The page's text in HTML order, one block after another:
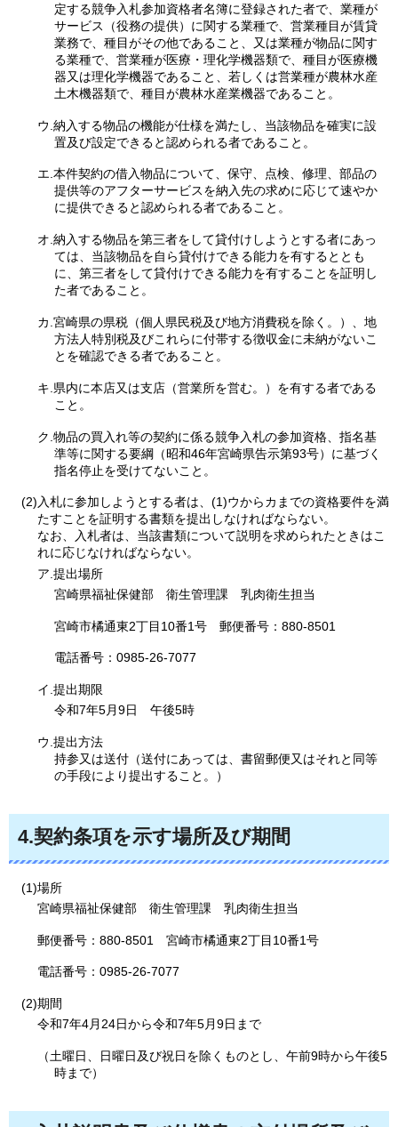
定する競争入札参加資格者名簿に登録された者で、業種が
サービス（役務の提供）に関する業種で、営業種目が賃貸
業務で、種目がその他であること、又は業種が物品に関す
る業種で、営業種が医療・理化学機器類で、種目が医療機
器又は理化学機器であること、若しくは営業種が農林水産
土木機器類で、種目が農林水産業機器であること。
ウ.納入する物品の機能が仕様を満たし、当該物品を確実に設
置及び設定できると認められる者であること。
エ.本件契約の借入物品について、保守、点検、修理、部品の
提供等のアフターサービスを納入先の求めに応じて速やか
に提供できると認められる者であること。
オ.納入する物品を第三者をして貸付けしようとする者にあっ
ては、当該物品を自ら貸付けできる能力を有するととも
に、第三者をして貸付けできる能力を有することを証明し
た者であること。
カ.宮崎県の県税（個人県民税及び地方消費税を除く。）、地
方法人特別税及びこれらに付帯する徴収金に未納がないこ
とを確認できる者であること。
キ.県内に本店又は支店（営業所を営む。）を有する者である
こと。
ク.物品の買入れ等の契約に係る競争入札の参加資格、指名基
準等に関する要綱（昭和46年宮崎県告示第93号）に基づく
指名停止を受けてないこと。
(2)入札に参加しようとする者は、(1)ウからカまでの資格要件を満
たすことを証明する書類を提出しなければならない。
なお、入札者は、当該書類について説明を求められたときはこ
れに応じなければならない。
ア.提出場所
宮崎県福祉保健部
衛生管理課 乳肉衛生担当
宮崎市橘通東2丁目10番1号 郵便番号：880-8501
電話番号：0985-26-7077
イ.提出期限
令和7年5月9日
午後5時
ウ.提出方法
持参又は送付（送付にあっては、書留郵便又はそれと同等
の手段により提出すること。）
4.契約条項を示す場所及び期間
(1)場所
宮崎県福祉保健部
衛生管理課 乳肉衛生担当
郵便番号：880-8501 宮崎市橘通東2丁目10番1号
電話番号：0985-26-7077
(2)期間
令和7年4月24日から令和7年5月9日まで
（土曜日、日曜日及び祝日を除くものとし、午前9時から午後5
時まで）